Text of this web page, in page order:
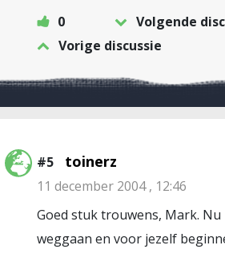
0
Volgende
Vorige discussie
#5 toinerz
11 december 2004 , 12:46
Goed stuk trouwens, Mark.
weggaan en voor jezelf